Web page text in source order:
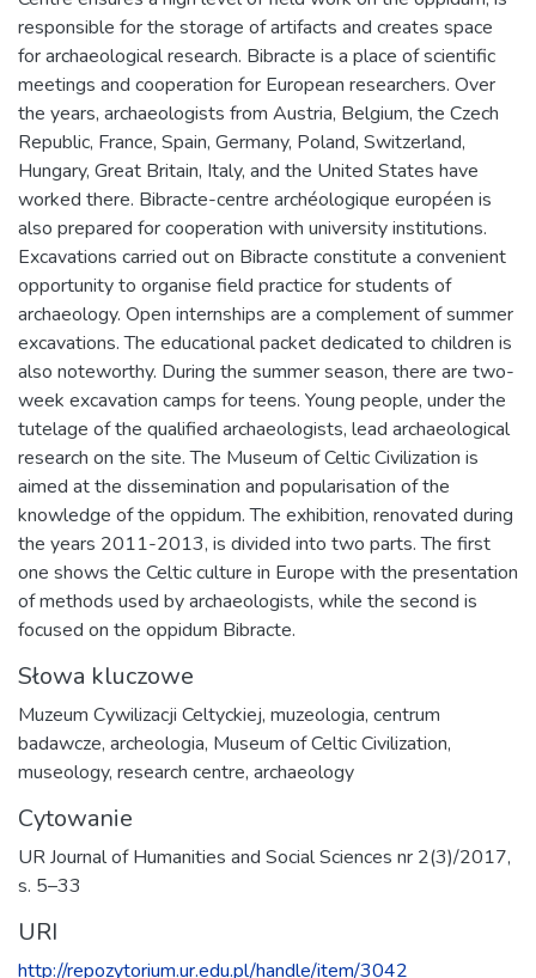
responsible for the storage of artifacts and creates space
for archaeological research. Bibracte is a place of scientific
meetings and cooperation for European researchers. Over
the years, archaeologists from Austria, Belgium, the Czech
Republic, France, Spain, Germany, Poland, Switzerland,
Hungary, Great Britain, Italy, and the United States have
worked there. Bibracte-centre archéologique européen is
also prepared for cooperation with university institutions.
Excavations carried out on Bibracte constitute a convenient
opportunity to organise field practice for students of
archaeology. Open internships are a complement of summer
excavations. The educational packet dedicated to children is
also noteworthy. During the summer season, there are two-
week excavation camps for teens. Young people, under the
tutelage of the qualified archaeologists, lead archaeological
research on the site. The Museum of Celtic Civilization is
aimed at the dissemination and popularisation of the
knowledge of the oppidum. The exhibition, renovated during
the years 2011-2013, is divided into two parts. The first
one shows the Celtic culture in Europe with the presentation
of methods used by archaeologists, while the second is
focused on the oppidum Bibracte.
Słowa kluczowe
Muzeum Cywilizacji Celtyckiej, muzeologia, centrum
badawcze, archeologia, Museum of Celtic Civilization,
museology, research centre, archaeology
Cytowanie
UR Journal of Humanities and Social Sciences nr 2(3)/2017,
s. 5–33
URI
http://repozytorium.ur.edu.pl/handle/item/3042